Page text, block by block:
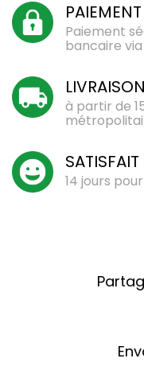
Paiement
bancaire
à partir de
14 jours